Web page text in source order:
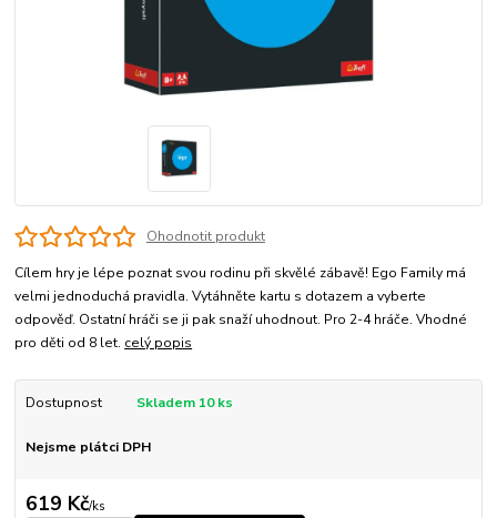
Ohodnotit produkt
Cílem hry je lépe poznat svou rodinu při skvělé zábavě! Ego Family má
velmi jednoduchá pravidla. Vytáhněte kartu s dotazem a vyberte
odpověď. Ostatní hráči se ji pak snaží uhodnout. Pro 2-4 hráče. Vhodné
pro děti od 8 let. celý popis
Dostupnost Skladem 10 ks
Nejsme plátci DPH
619 Kč/ks